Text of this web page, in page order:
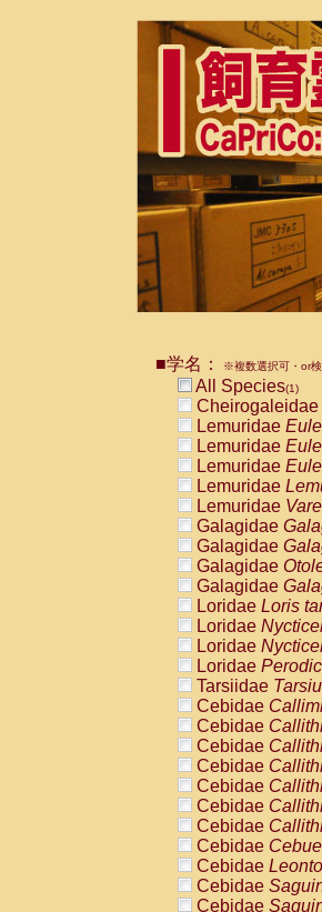
■学名： ※複数選択可・or
All Species(1)
Cheirogaleidae
Lemuridae
Lemuridae
Lemuridae
Lemuridae
Lemuridae
Galagidae
Galagidae
Galagidae
Galagidae
Loridae Loris
Loridae
Loridae
Loridae
Tarsiidae
Cebidae
Cebidae
Cebidae
Cebidae
Cebidae
Cebidae
Cebidae
Cebidae
Cebidae
Cebidae
Cebidae